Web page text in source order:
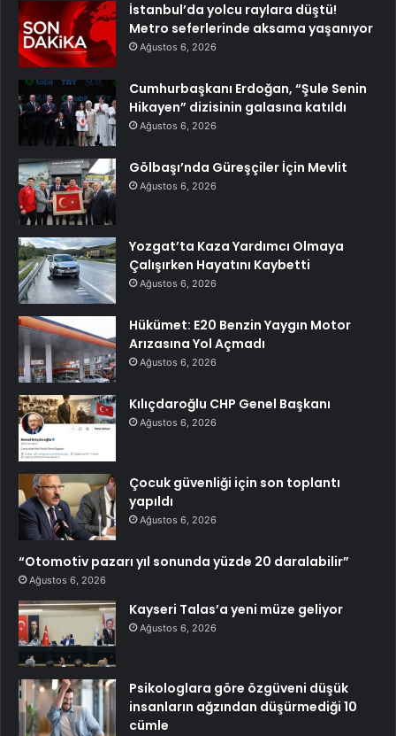
İstanbul’da yolcu raylara düştü!
Metro seferlerinde aksama yaşanıyor
Ağustos 6, 2026
Cumhurbaşkanı Erdoğan, “Şule Senin
Hikayen” dizisinin galasına katıldı
Ağustos 6, 2026
Gölbaşı’nda Güreşçiler İçin Mevlit
Ağustos 6, 2026
Yozgat’ta Kaza Yardımcı Olmaya
Çalışırken Hayatını Kaybetti
Ağustos 6, 2026
Hükümet: E20 Benzin Yaygın Motor
Arızasına Yol Açmadı
Ağustos 6, 2026
Kılıçdaroğlu CHP Genel Başkanı
Ağustos 6, 2026
Çocuk güvenliği için son toplantı
yapıldı
Ağustos 6, 2026
“Otomotiv pazarı yıl sonunda yüzde 20 daralabilir”
Ağustos 6, 2026
Kayseri Talas’a yeni müze geliyor
Ağustos 6, 2026
Psikologlara göre özgüveni düşük
insanların ağzından düşürmediği 10
cümle